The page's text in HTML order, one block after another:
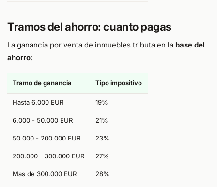
Tramos del ahorro: cuanto pagas
La ganancia por venta de inmuebles tributa en la base del
ahorro:
Tramo de ganancia Tipo impositivo
Hasta 6.000 EUR 19%
6.000 - 50.000 EUR 21%
50.000 - 200.000 EUR 23%
200.000 - 300.000 EUR 27%
Mas de 300.000 EUR 28%